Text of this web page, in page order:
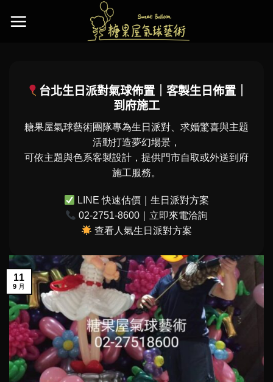
台北生日派對氣球佈置｜客製生日佈置｜
到府施工
糖果屋氣球藝術團隊專為生日派對、求婚驚喜與主題
活動打造夢幻場景，
可依主題與色系客製設計，提供門市自取或外送到府
施工服務。
LINE 快速估價｜生日派對方案
02-2751-8600｜立即來電洽詢
查看人氣生日派對方案
11
9 月